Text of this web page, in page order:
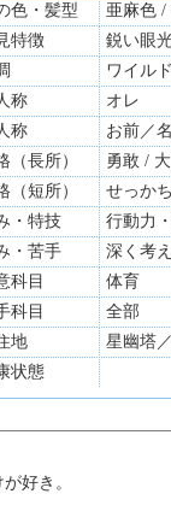
色・髪型
亜麻色 /
特徴
鋭い眼
ワイル
称
オレ
称
お前／
（長所）
勇敢 /
（短所）
せっか
・特技
行動力
・苦手
深く考
科目
体育
科目
全部
地
星幽塔
状態
好き。